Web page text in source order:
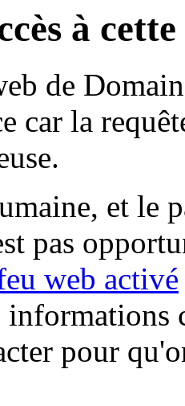
à
de
car la
et le
pas
web activé
informations
pour